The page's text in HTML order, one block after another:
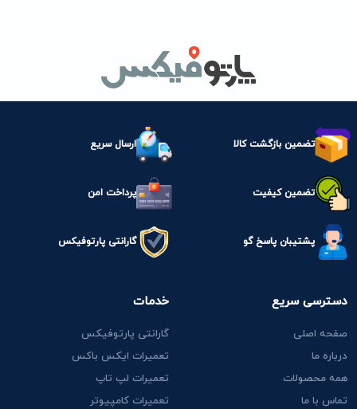
تضمین بازگشت کالا ارسال سریع
تضمین کیفیت پرداخت امن
پشتیبان پاسخ گو گارانتی پارتوفیکس
دسترسی سریع
صفحه اصلی
درباره ما
همه محصولات
تماس با ما
خدمات
گارانتی پارتوفیکس
تعمیرات ایکس باکس
تعمیرات لپ تاپ
تعمیرات کامپیوتر